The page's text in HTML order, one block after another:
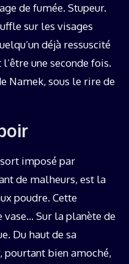
de fumée. Stupeur.
sur les visages
déjà ressuscité
une seconde fois.
Namek, sous le rire de
imposé par
de malheurs, est la
poudre. Cette
Sur la planète de
Du haut de sa
pourtant bien amoché,